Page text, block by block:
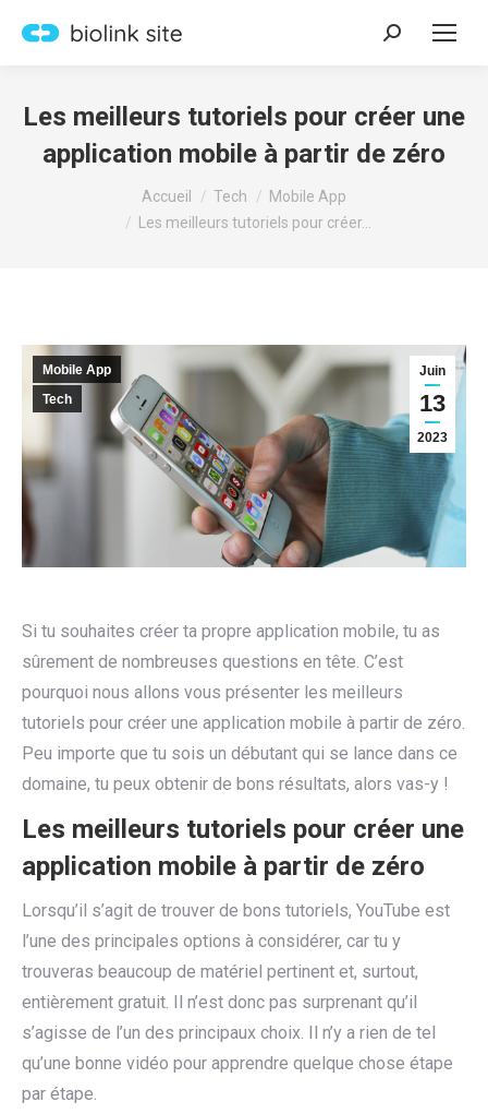
Recherche
Les meilleurs tutoriels pour créer une
application mobile à partir de zéro
Accueil Tech
Mobile App
Les meilleurs tutoriels pour créer…
Juin
13
2023
Mobile App
Tech
Si tu souhaites créer ta propre application mobile, tu as
sûrement de nombreuses questions en tête. C’est
pourquoi nous allons vous présenter les meilleurs
tutoriels pour créer une application mobile à partir de zéro.
Peu importe que tu sois un débutant qui se lance dans ce
domaine, tu peux obtenir de bons résultats, alors vas-y !
Les meilleurs tutoriels pour créer une
application mobile à partir de zéro
Lorsqu’il s’agit de trouver de bons tutoriels, YouTube est
l’une des principales options à considérer, car tu y
trouveras beaucoup de matériel pertinent et, surtout,
entièrement gratuit. Il n’est donc pas surprenant qu’il
s’agisse de l’un des principaux choix. Il n’y a rien de tel
qu’une bonne vidéo pour apprendre quelque chose étape
par étape.